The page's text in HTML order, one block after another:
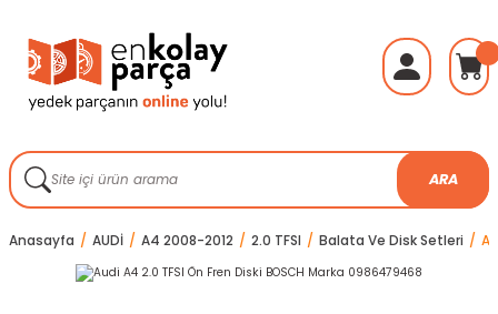
ARA
Anasayfa AUDİ A4 2008-2012 2.0 TFSI Balata Ve Disk Setleri